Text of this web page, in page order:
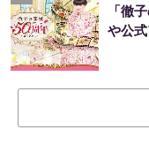
「徹
や公式